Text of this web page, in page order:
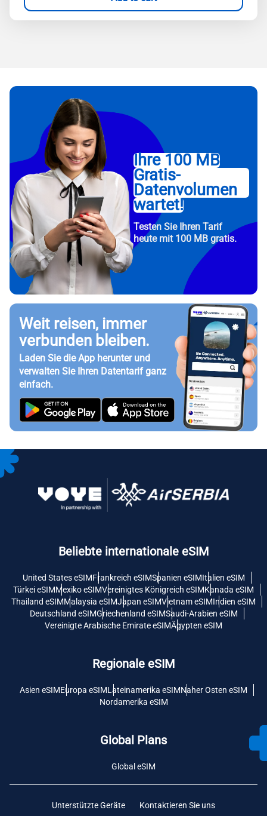
Ihre 100 MB
Gratis-
Datenvolumen
wartet!
Testen Sie Ihren Tarif
heute mit 100 MB gratis.
Weit reisen, immer
verbunden bleiben.
Laden Sie die App herunter und
verwalten Sie Ihren Datentarif ganz
einfach.
Beliebte internationale eSIM
United States eSIMFrankreich eSIMSpanien eSIMItalien eSIM
Türkei eSIMMexiko eSIMVereinigtes Königreich eSIMKanada eSIM
Thailand eSIMMalaysia eSIMJapan eSIMVietnam eSIMIndien eSIM
Deutschland eSIMGriechenland eSIMSaudi-Arabien eSIM
Vereinigte Arabische Emirate eSIMÄgypten eSIM
Regionale eSIM
Asien eSIMEuropa eSIMLateinamerika eSIMNaher Osten eSIM
Nordamerika eSIM
Global Plans
Global eSIM
Unterstützte Geräte Kontaktieren Sie uns